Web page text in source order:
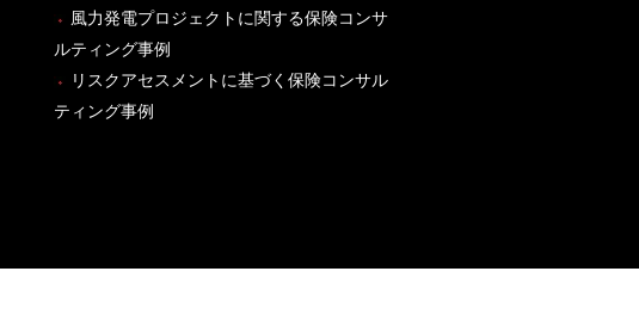
風力発電プロジェクトに関する保険コンサ
ルティング事例
リスクアセスメントに基づく保険コンサル
ティング事例